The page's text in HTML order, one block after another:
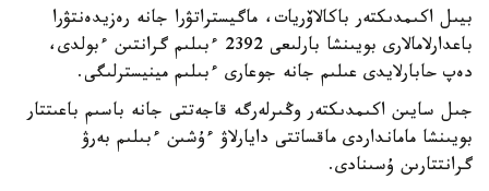
بيىل اكىمدىكتەر باكالاۆريات، ماگيستراتۋرا جانە رەزيدەنتۋرا
باعدارلامالارى بويىنشا بارلىعى 2392 ءبىلىم گرانتىن ءبولدى،
دەپ حابارلايدى عىلىم جانە جوعارى ءبىلىم مينيسترلىگى.
جىل سايىن اكىمدىكتەر وڭىرلەرگە قاجەتتى جانە باسىم باعىتتار
بويىنشا مامانداردى ماقساتتى دايارلاۋ ءۇشىن ءبىلىم بەرۋ
گرانتتارىن ۇسىنادى.